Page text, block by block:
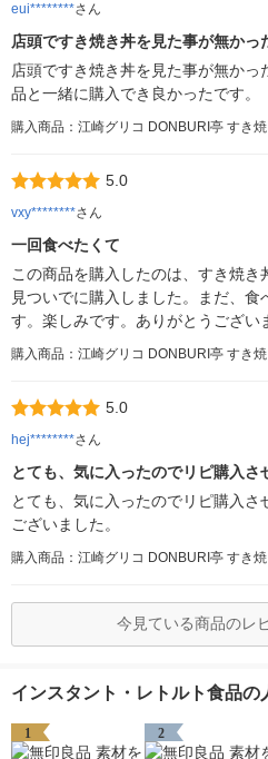
eui********さん
店頭ですき焼き丼を見た事が無か
店頭ですき焼き丼を見た事が無か
品と一緒に購入でき良かったです。
購入商品：江崎グリコ DONBURI亭 すき
5.0
vxy********さん
一回食べたくて
この商品を購入したのは、すき焼
見ついでに購入しました。まだ、食
す。楽しみです。ありがとうござい
購入商品：江崎グリコ DONBURI亭 すき
5.0
hej********さん
とても、気に入ったのでリピ購入
とても、気に入ったのでリピ購入さ
ございました。
購入商品：江崎グリコ DONBURI亭 すき
今見ている商品のレ
インスタント・レトルト食品の
1 2